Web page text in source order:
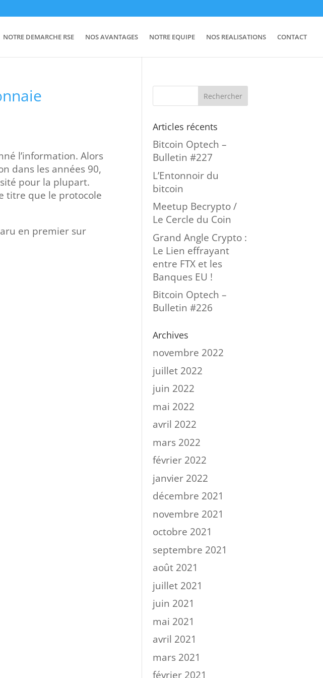
NOTRE DEMARCHE RSE NOS AVANTAGES NOTRE EQUIPE NOS REALISATIONS CONTACT
l’information. Alors
dans les années 90,
pour la plupart.
titre que le protocole
en premier sur
Articles récents
Bitcoin Optech –
Bulletin #227
L’Entonnoir du
bitcoin
Meetup Becrypto /
Le Cercle du Coin
Grand Angle Crypto :
Le Lien effrayant
entre FTX et les
Banques EU !
Bitcoin Optech –
Bulletin #226
Archives
novembre 2022
juillet 2022
juin 2022
mai 2022
avril 2022
mars 2022
février 2022
janvier 2022
décembre 2021
novembre 2021
octobre 2021
septembre 2021
août 2021
juillet 2021
juin 2021
mai 2021
avril 2021
mars 2021
février 2021